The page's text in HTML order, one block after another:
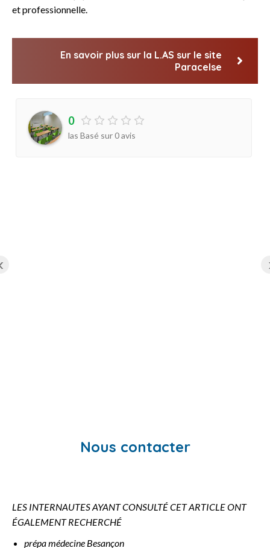
et professionnelle.
En savoir plus sur la L.AS sur le site
Paracelse
0
las Basé sur0avis
Nous contacter
LES INTERNAUTES AYANT CONSULTÉ CET ARTICLE ONT
ÉGALEMENT RECHERCHÉ
prépa médecine Besançon